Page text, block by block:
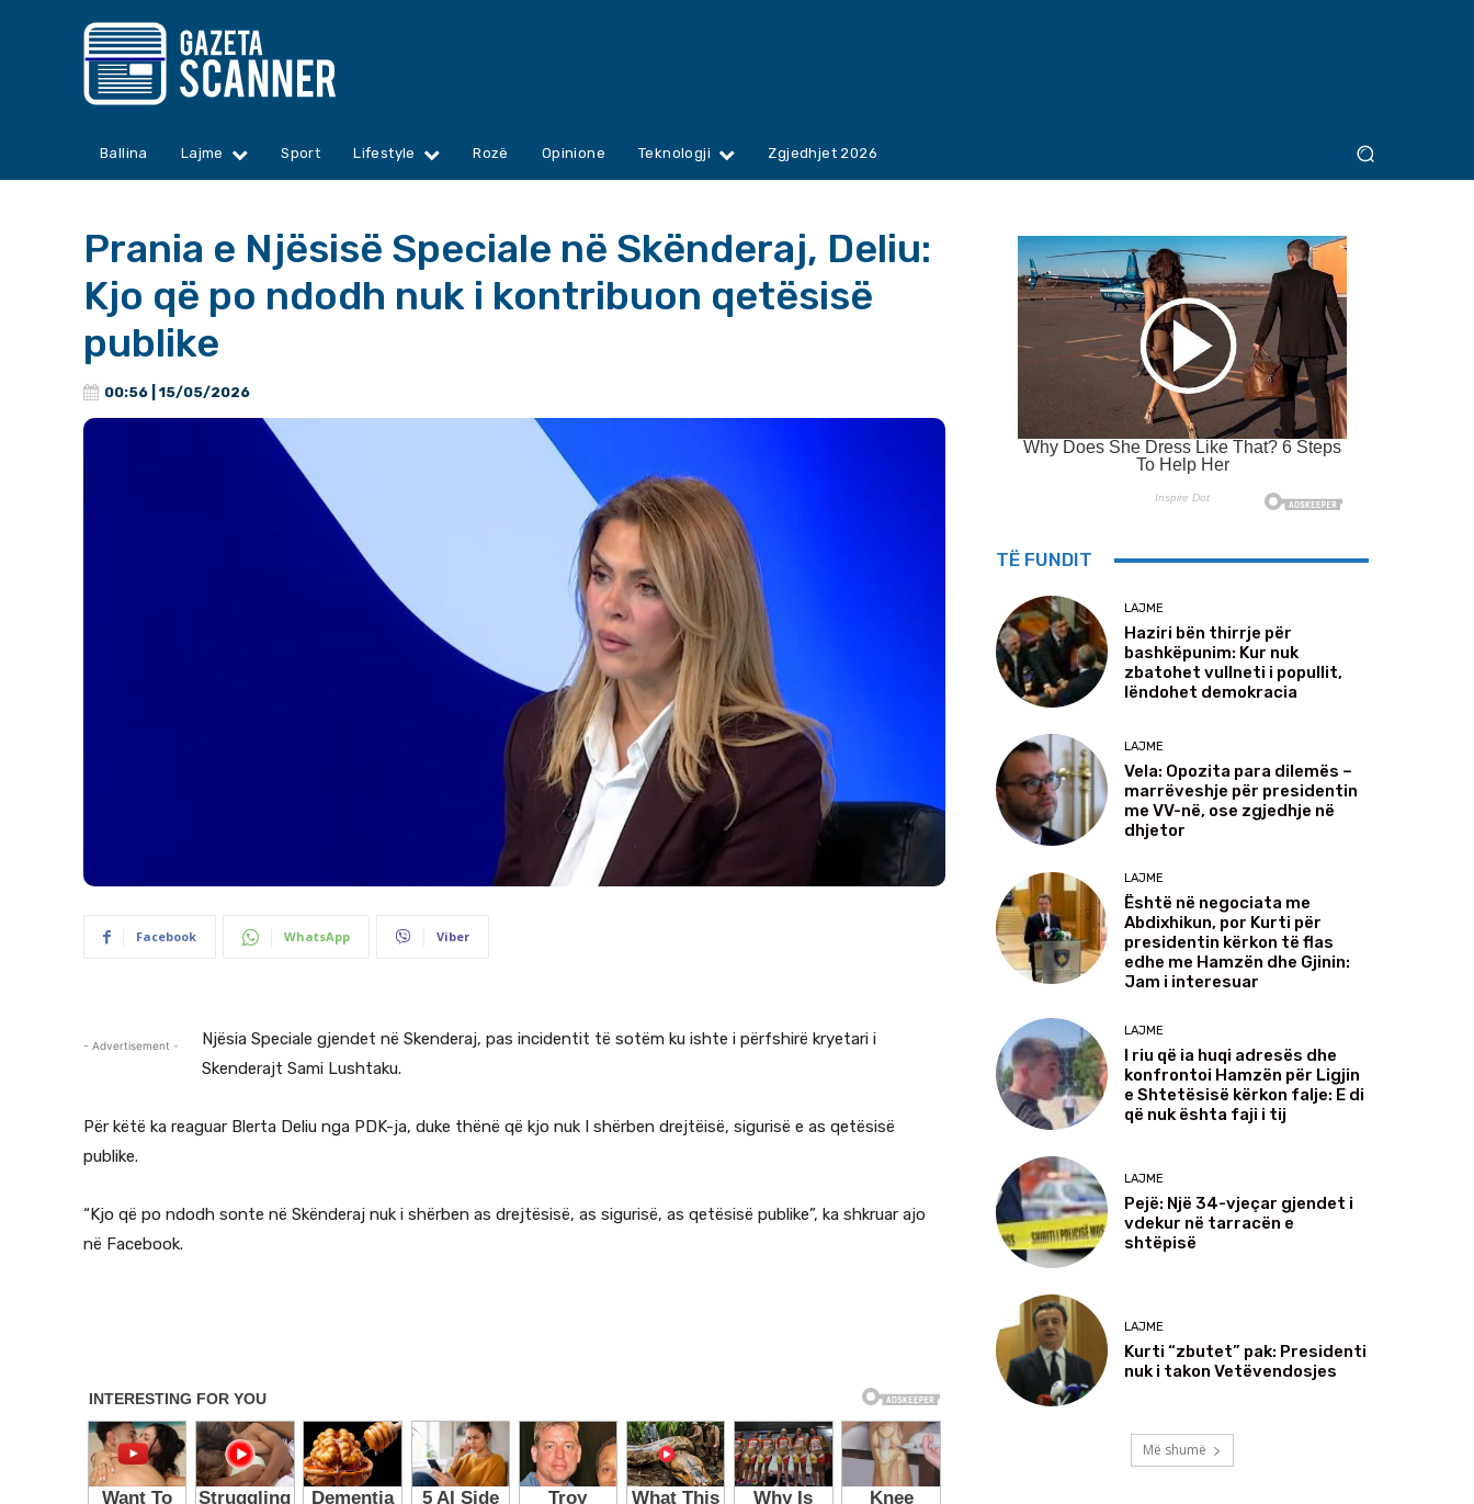
Ballina Lajme Sport Lifestyle Rozë Opinione Teknologji Zgjedhjet 2026
Prania e Njësisë Speciale në Skënderaj, Deliu:
Kjo që po ndodh nuk i kontribuon qetësisë
publike
00:56 | 15/05/2026
Facebook WhatsApp Viber
- Advertisement -
Njësia Speciale gjendet në Skenderaj, pas incidentit të sotëm ku ishte i përfshirë kryetari i
Skenderajt Sami Lushtaku.
Për këtë ka reaguar Blerta Deliu nga PDK-ja, duke thënë që kjo nuk I shërben drejtëisë, sigurisë e as qetësisë
publike.
“Kjo që po ndodh sonte në Skënderaj nuk i shërben as drejtësisë, as sigurisë, as qetësisë publike”, ka shkruar ajo
në Facebook.
TË FUNDIT
LAJME
Haziri bën thirrje për
bashkëpunim: Kur nuk
zbatohet vullneti i popullit,
lëndohet demokracia
LAJME
Vela: Opozita para dilemës –
marrëveshje për presidentin
me VV-në, ose zgjedhje në
dhjetor
LAJME
Është në negociata me
Abdixhikun, por Kurti për
presidentin kërkon të flas
edhe me Hamzën dhe Gjinin:
Jam i interesuar
LAJME
I riu që ia huqi adresës dhe
konfrontoi Hamzën për Ligjin
e Shtetësisë kërkon falje: E di
që nuk ështa faji i tij
LAJME
Pejë: Një 34-vjeçar gjendet i
vdekur në tarracën e
shtëpisë
LAJME
Kurti “zbutet” pak: Presidenti
nuk i takon Vetëvendosjes
Më shumë